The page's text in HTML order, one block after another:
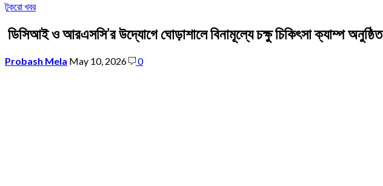
টুকরো খবর
ডিসিআই ও আরএসসি’র উদ্যোগে ঘোড়াশালে বিনামূল্যে চক্ষু চিকিৎসা ক্যাম্প অনুষ্ঠিত
Probash Mela May 10, 2026 0